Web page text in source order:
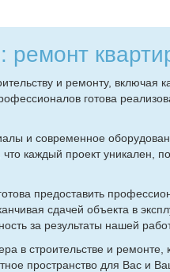
ре­монт
и ре­мон­ту, вклю­чая
го­то­ва
и совре­мен­ное
каж­дый про­ект уни­ка­лен,
предо­ста­вить
сда­чей объ­ек­та в
за ре­зуль­та­ты на­шей
в стро­и­тель­стве и
про­стран­ство для Вас и